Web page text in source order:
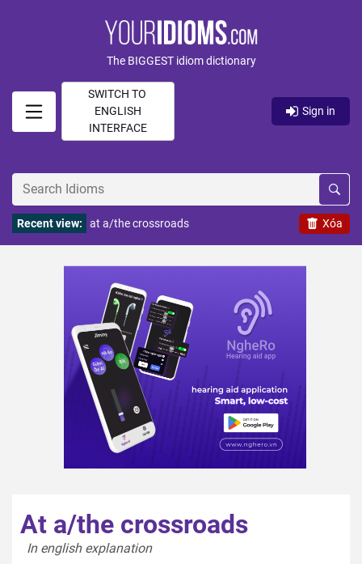
The BIGGEST idiom dictionary
SWITCH TO
ENGLISH
INTERFACE
Sign in
Xóa
Recent view: at a/the crossroads
At a/the crossroads
In english explanation